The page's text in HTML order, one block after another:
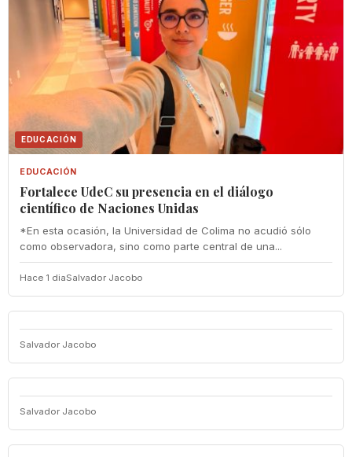
EDUCACIÓN
EDUCACIÓN
Fortalece UdeC su presencia en el diálogo
científico de Naciones Unidas
*En esta ocasión, la Universidad de Colima no acudió sólo
como observadora, sino como parte central de una...
Hace 1 diaSalvador Jacobo
Salvador Jacobo
Salvador Jacobo